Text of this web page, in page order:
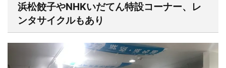
浜松餃子やNHKいだてん特設コーナー、レ
ンタサイクルもあり